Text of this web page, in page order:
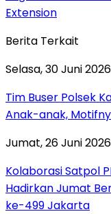
Extension
Berita Terkait
Selasa, 30 Juni 2026
Tim Buser Polsek
Anak-anak,
Jumat, 26 Juni
Kolaborasi Satpol
Hadirkan Jumat
ke-499 Jakarta